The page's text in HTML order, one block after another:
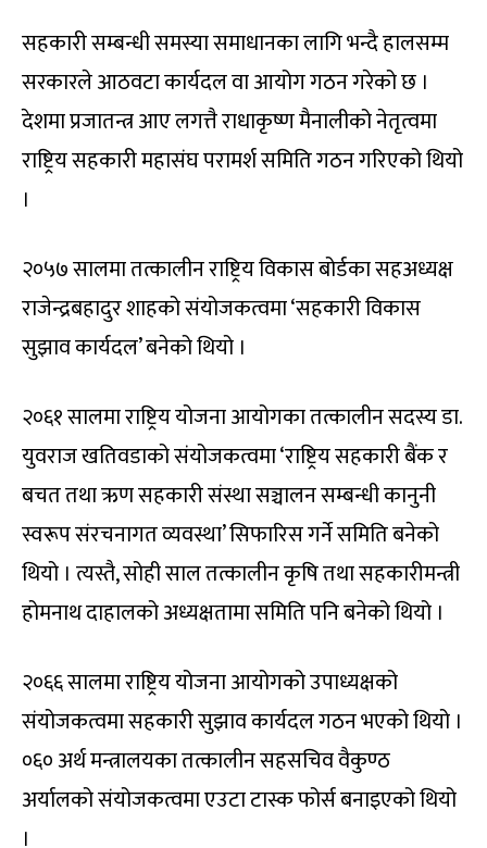
सहकारी सम्बन्धी समस्या समाधानका लागि भन्दै हालसम्म
सरकारले आठवटा कार्यदल वा आयोग गठन गरेको छ ।
देशमा प्रजातन्त्र आए लगत्तै राधाकृष्ण मैनालीको नेतृत्वमा
राष्ट्रिय सहकारी महासंघ परामर्श समिति गठन गरिएको थियो
।
२०५७ सालमा तत्कालीन राष्ट्रिय विकास बोर्डका सहअध्यक्ष
राजेन्द्रबहादुर शाहको संयोजकत्वमा ‘सहकारी विकास
सुझाव कार्यदल’ बनेको थियो ।
२०६१ सालमा राष्ट्रिय योजना आयोगका तत्कालीन सदस्य डा.
युवराज खतिवडाको संयोजकत्वमा ‘राष्ट्रिय सहकारी बैंक र
बचत तथा ऋण सहकारी संस्था सञ्चालन सम्बन्धी कानुनी
स्वरूप संरचनागत व्यवस्था’ सिफारिस गर्ने समिति बनेको
थियो । त्यस्तै, सोही साल तत्कालीन कृषि तथा सहकारीमन्त्री
होमनाथ दाहालको अध्यक्षतामा समिति पनि बनेको थियो ।
२०६६ सालमा राष्ट्रिय योजना आयोगको उपाध्यक्षको
संयोजकत्वमा सहकारी सुझाव कार्यदल गठन भएको थियो ।
०६० अर्थ मन्त्रालयका तत्कालीन सहसचिव वैकुण्ठ
अर्यालको संयोजकत्वमा एउटा टास्क फोर्स बनाइएको थियो
।